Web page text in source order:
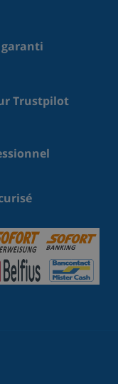
Trustpilot